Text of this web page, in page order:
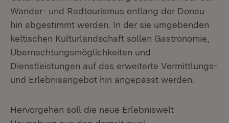
Wander- und Radtourismus entlang der Donau
hin abgestimmt werden. In der sie umgebenden
keltischen Kulturlandschaft sollen Gastronomie,
Übernachtungsmöglichkeiten und
Dienstleistungen auf das erweiterte Vermittlungs-
und Erlebnisangebot hin angepasst werden.
Hervorgehen soll die neue Erlebniswelt